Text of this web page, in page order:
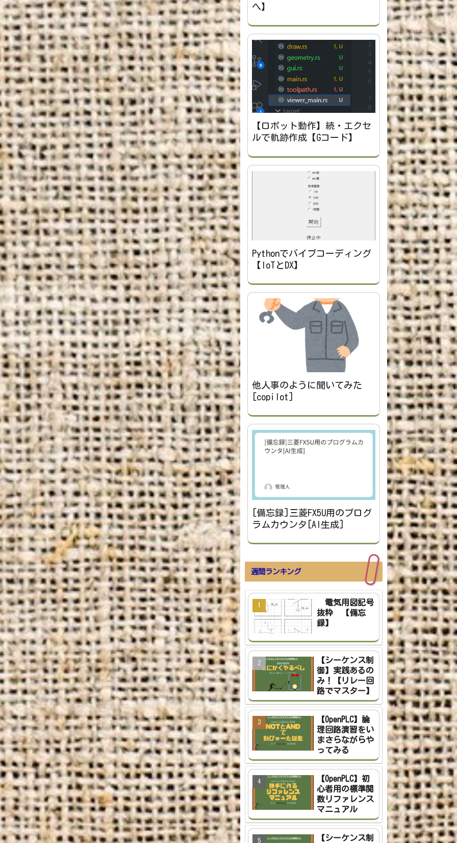
へ】
【ロボット動作】続・エクセ
ルで軌跡作成【Gコード】
Pythonでバイブコーディング
【IoTとDX】
他人事のように聞いてみた
[copilot]
[備忘録]三菱FX5U用のプログ
ラムカウンタ[AI生成]
週間ランキング
電気用図記号
抜粋 【備忘
録】
【シーケンス制
御】実践あるの
み！【リレー回
路でマスター】
【OpenPLC】論
理回路演習をい
まさらながらや
ってみる
【OpenPLC】初
心者用の標準関
数リファレンス
マニュアル
【シーケンス制